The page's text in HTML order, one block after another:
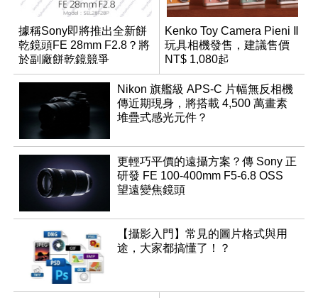
據稱Sony即將推出全新餅
乾鏡頭FE 28mm F2.8？將
於副廠餅乾鏡競爭
Kenko Toy Camera Pieni Ⅱ
玩具相機發售，建議售價
NT$ 1,080起
Nikon 旗艦級 APS-C 片幅無反相機
傳近期現身，將搭載 4,500 萬畫素
堆疊式感光元件？
更輕巧平價的遠攝方案？傳 Sony 正
研發 FE 100-400mm F5-6.8 OSS
望遠變焦鏡頭
【攝影入門】常見的圖片格式與用
途，大家都搞懂了！？